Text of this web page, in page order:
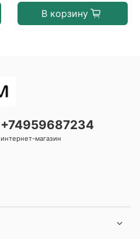
В корзину
+74959687234
интернет-магазин